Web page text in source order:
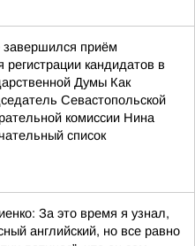
приём
регистрации кандидатов в
Думы Как
Севастопольской
комиссии Нина
список
За это время я узнал,
английский, но все равно